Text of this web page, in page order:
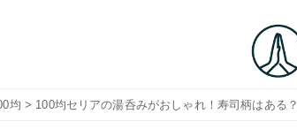
均 > 100均セリアの湯呑みがおしゃれ！寿司柄はある